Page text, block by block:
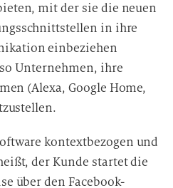
mit der sie die neuen
in ihre
einbeziehen
Unternehmen, ihre
(Alexa, Google Home,
kontextbezogen und
der Kunde startet die
über den Facebook-